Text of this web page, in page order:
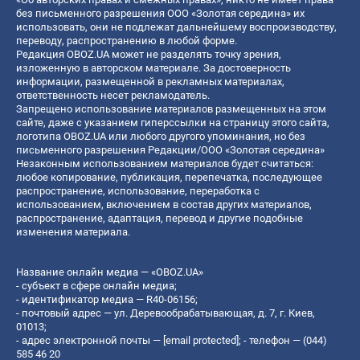
без письменного разрешения ООО «Золотая середина» их
использовать, они не подлежат дальнейшему воспроизводству,
переводу, распространению в любой форме.
Редакция OBOZ.UA может не разделять точку зрения,
изложенную в авторском материале. За достоверность
информации, размещенной в рекламных материалах,
ответственность несет рекламодатель.
Запрещено использование материалов размещенных на этом
сайте, даже с указанием гиперссылки на страницу этого сайта,
логотипа OBOZ.UA или любого другого упоминания, но без
письменного разрешения Редакции/ООО «Золотая середина»
Незаконным использованием материалов будет считаться:
любое копирование, публикация, перепечатка, последующее
распространение, использование, переработка с
использованием, включением в состав других материалов,
распространение, адаптация, перевод и другие подобные
изменения материала.
Название онлайн медиа — «OBOZ.UA»
- субъект в сфере онлайн медиа;
- идентификатор медиа — R40-06156;
- почтовый адрес — ул. Деревообрабатывающая, д. 7, г. Киев,
01013;
- адрес электронной почты — [email protected]; - телефон — (044)
585 46 20